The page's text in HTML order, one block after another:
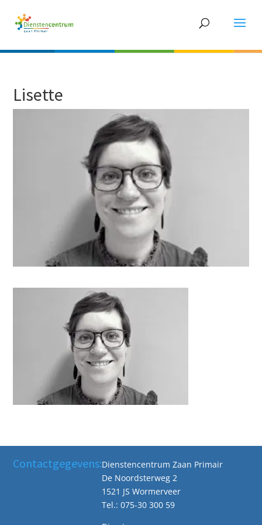
Lisette
Contactgegevens:Dienstencentrum Zaan Primair
De Noordsterweg 2
1521 JS Wormerveer
Tel.: 075-30 300 59